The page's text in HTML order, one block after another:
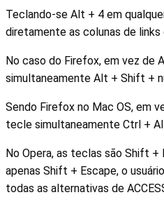
Teclando-se Alt + 4 em
diretamente as colunas de links
No caso do Firefox, em vez de
simultaneamente Alt + Shift +
Sendo Firefox no Mac OS, em
tecle simultaneamente Ctrl +
No Opera, as teclas são Shift +
apenas Shift + Escape, o
todas as alternativas de